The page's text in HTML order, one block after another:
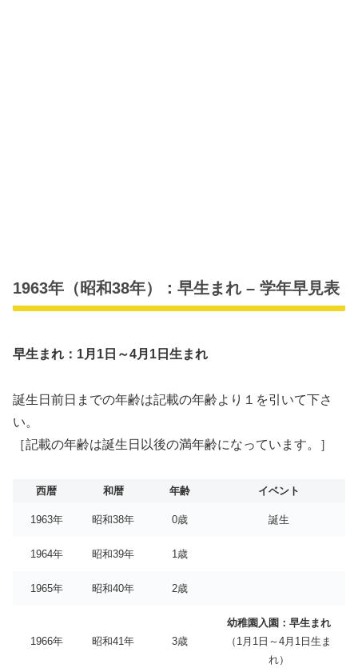
1963年（昭和38年）：早生まれ – 学年早見表
早生まれ：1月1日～4月1日生まれ
誕生日前日までの年齢は記載の年齢より１を引いて下さ
い。
［記載の年齢は誕生日以後の満年齢になっています。］
西暦 和暦 年齢 イベント
1963年 昭和38年 0歳 誕生
1964年 昭和39年 1歳
1965年 昭和40年 2歳
1966年 昭和41年 3歳
幼稚園入園：早生まれ
（1月1日～4月1日生ま
れ）